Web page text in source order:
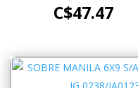
C$47.47